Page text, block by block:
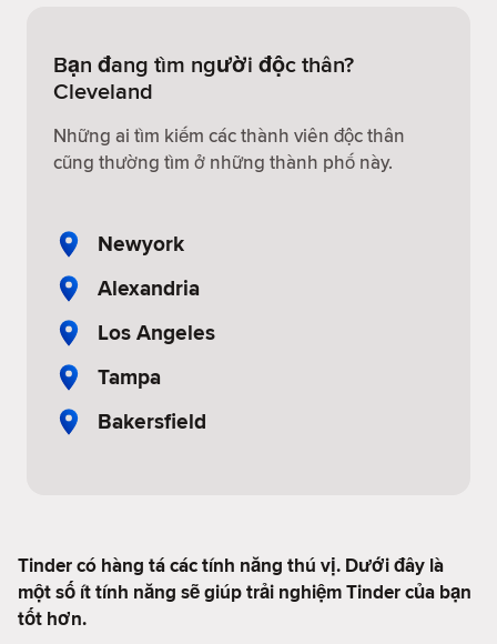
Bạn đang tìm người độc thân?
Cleveland
Những ai tìm kiếm các thành viên độc thân
cũng thường tìm ở những thành phố này.
Newyork
Alexandria
Los Angeles
Tampa
Bakersfield
Tinder có hàng tá các tính năng thú vị. Dưới đây là
một số ít tính năng sẽ giúp trải nghiệm Tinder của bạn
tốt hơn.